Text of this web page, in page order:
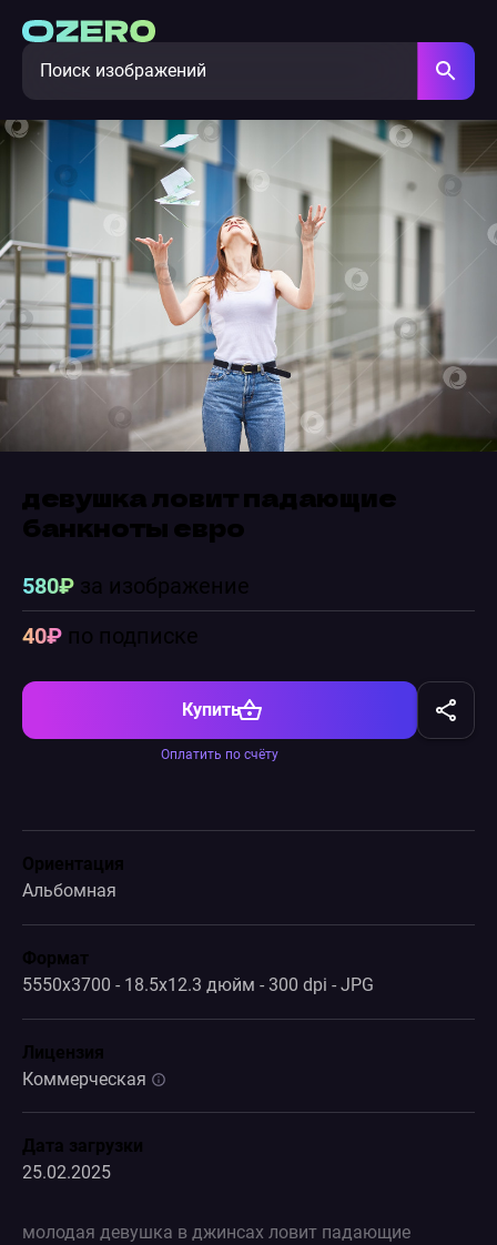
девушка ловит падающие
банкноты евро
580₽за изображение
40₽по подписке
Купить
Оплатить по счёту
Ориентация
Альбомная
Формат
5550x3700 - 18.5x12.3 дюйм - 300 dpi - JPG
Лицензия
Коммерческая
Дата загрузки
25.02.2025
молодая девушка в джинсах ловит падающие